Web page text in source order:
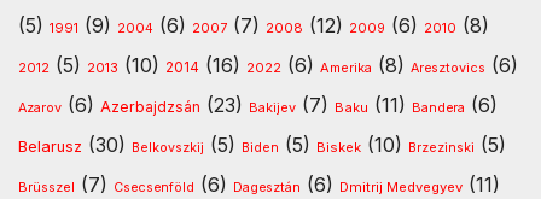
(5) 1991 (9) 2004 (6) 2007 (7) 2008 (12) 2009 (6) 2010 (8)
2012 (5) 2013 (10) 2014 (16) 2022 (6) Amerika (8) Aresztovics (6)
Azarov (6) Azerbajdzsán (23) Bakijev (7) Baku (11) Bandera (6)
Belarusz (30) Belkovszkij (5) Biden (5) Biskek (10) Brzezinski (5)
Brüsszel (7) Csecsenföld (6) Dagesztán (6) Dmitrij Medvegyev (11)